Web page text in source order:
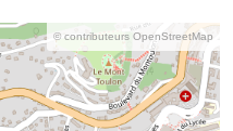
© contributeurs OpenStreetMap